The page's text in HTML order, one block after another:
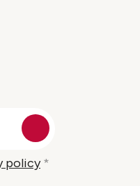
policy